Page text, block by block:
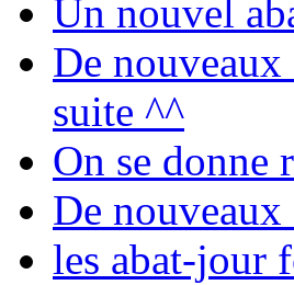
Un nouvel
De
suite ^^
On se donne
De
les abat-jour